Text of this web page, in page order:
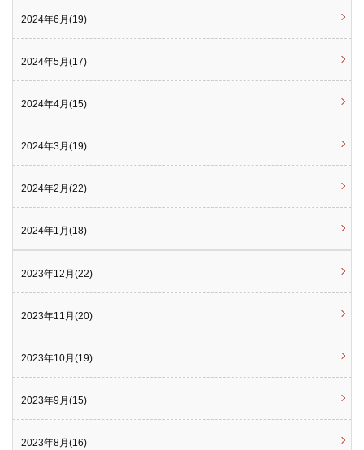
2024年6月(19)
2024年5月(17)
2024年4月(15)
2024年3月(19)
2024年2月(22)
2024年1月(18)
2023年12月(22)
2023年11月(20)
2023年10月(19)
2023年9月(15)
2023年8月(16)